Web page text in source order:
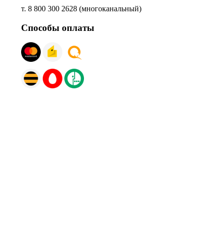
т. 8 800 300 2628 (многоканальный)
Способы оплаты